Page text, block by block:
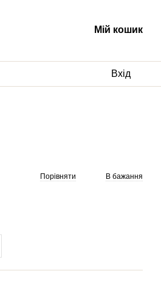
Мій кошик
Вхід
Порівняти В бажання